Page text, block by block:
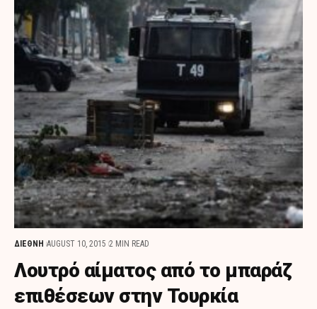
ΔΙΕΘΝΗ AUGUST 10, 2015 2 MIN READ
Λουτρό αίματος από το μπαράζ
επιθέσεων στην Τουρκία